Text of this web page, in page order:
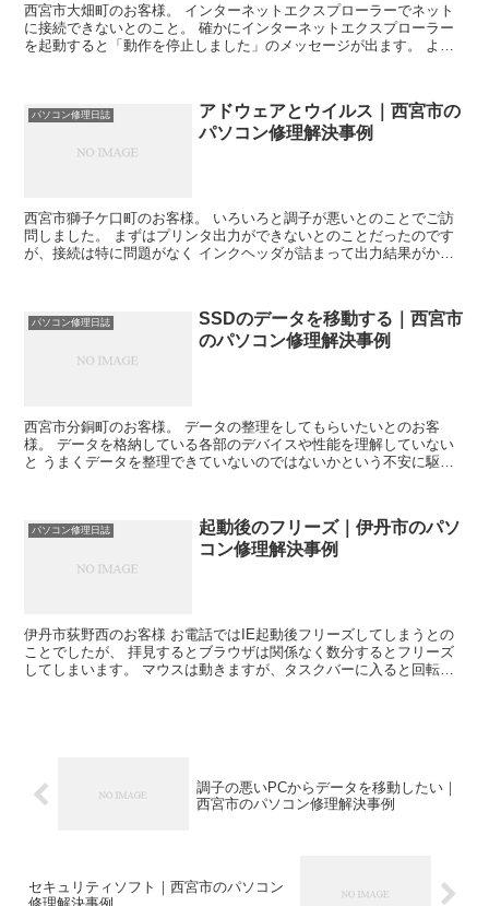
西宮市大畑町のお客様。 インターネットエクスプローラーでネット
に接続できないとのこと。 確かにインターネットエクスプローラー
を起動すると「動作を停止しました」のメッセージが出ます。 よく
パソコン修理日誌
アドウェアとウイルス｜西宮市の
パソコン修理解決事例
西宮市獅子ケ口町のお客様。 いろいろと調子が悪いとのことでご訪
問しました。 まずはプリンタ出力ができないとのことだったのです
が、接続は特に問題がなく インクヘッダが詰まって出力結果がかす
パソコン修理日誌
SSDのデータを移動する｜西宮市
のパソコン修理解決事例
西宮市分銅町のお客様。 データの整理をしてもらいたいとのお客
様。 データを格納している各部のデバイスや性能を理解していない
と うまくデータを整理できていないのではないかという不安に駆ら
パソコン修理日誌
起動後のフリーズ｜伊丹市のパソ
コン修理解決事例
伊丹市荻野西のお客様 お電話ではIE起動後フリーズしてしまうとの
ことでしたが、 拝見するとブラウザは関係なく数分するとフリーズ
してしまいます。 マウスは動きますが、タスクバーに入ると回転し
調子の悪いPCからデータを移動したい｜
西宮市のパソコン修理解決事例
セキュリティソフト｜西宮市のパソコン